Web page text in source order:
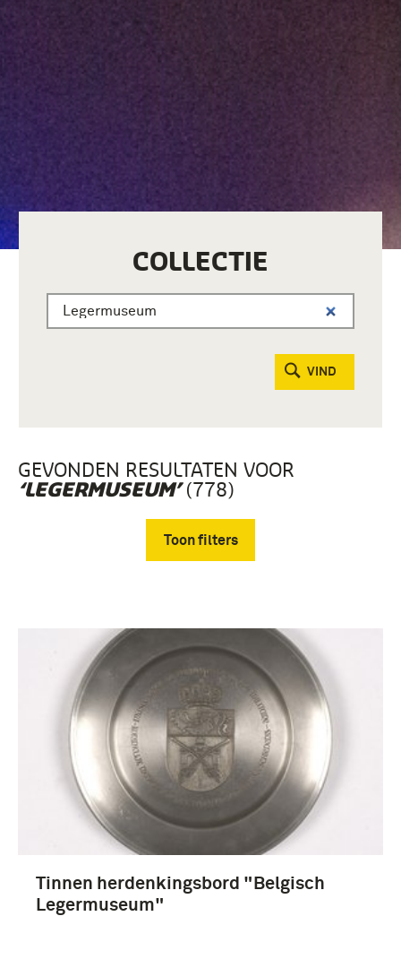
COLLECTIE
VIND
GEVONDEN RESULTATEN VOOR
‘LEGERMUSEUM’(778)
Toon filters
Fotografisch materiaal (585)
Gebruiksgrafiek (114)
boek (11)
Documenten (7)
Meer
Tinnen herdenkingsbord "Belgisch
Legermuseum"